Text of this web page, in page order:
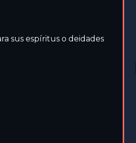
sus espíritus o deidades